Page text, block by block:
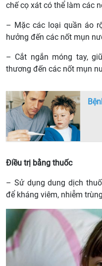
chế cọ xát có thể làm các
– Mặc các loại quần áo
hưởng đến các nốt mụn
– Cắt ngắn móng tay,
thương đến các nốt mụn
Điều trị bằng thuốc
– Sử dụng dung dịch
để kháng viêm, nhiễm